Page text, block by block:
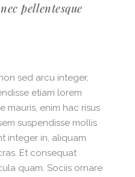
pellentesque
sed arcu integer,
etiam lorem
mauris, enim hac risus
suspendisse mollis
integer in, aliquam
Et consequat
quam. Sociis ornare